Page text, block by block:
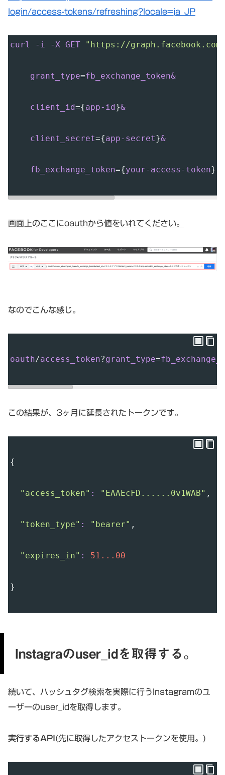
login/access-tokens/refreshing?locale=ja_JP
curl -i -X GET "https://
grant_type=fb_exchange_token&
client_id={app-id }&
client_secret={app-secret}&
fb_exchange_token={your-access-token}
画面上のここにoauthから値をいれてください。
なのでこんな感じ。
oauth/access_token?grant_type=
この結果が、3ヶ月に延長されたトークンです。
{
"access_token" : "EAAEcFD......0v1WAB" ,
"token_type" : "bearer" ,
"expires_in" : 51...00
}
Instagraのuser_idを取得する。
続いて、ハッシュタグ検索を実際に行うInstagramのユ
ーザーのuser_idを取得します。
実行するAPI (先に取得したアクセストークンを使用。)